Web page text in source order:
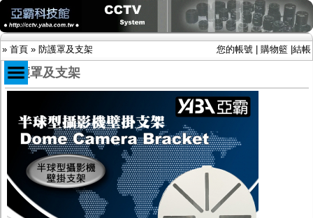
» 首頁 » 防護罩及支架 您的帳號 購物籃 結帳
商品目錄
限時促銷特惠專案
IP網路攝影機及錄放影機
AHD DVR數位錄放影機
AHD半球型(適用屋內)
AHD中小型紅外線攝影機(適用騎樓、室內外)
AHD防護罩型攝影機(適用屋外，紅外線照射
距離遠）
防護罩及支架